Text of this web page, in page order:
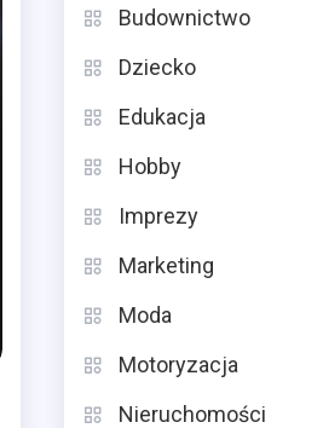
Budownictwo
Dziecko
Edukacja
Hobby
Imprezy
Marketing
Moda
Motoryzacja
Nieruchomości